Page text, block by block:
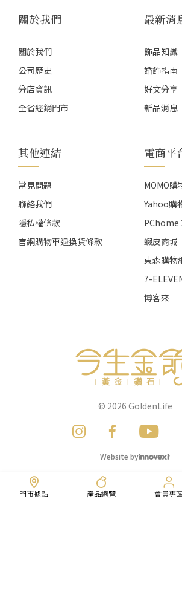
門市據點 產品總覽 會員專區
關於我們
關於我們
公司歷史
分店資訊
全省經銷門市
最新消
飾品知識
婚飾指南
好文分享
新品消息
其他連結
常見問題
聯絡我們
隱私權條款
官網購物車退換貨條款
電商平
MOMO購
Yahoo購
PChome
蝦皮商城
東森購物
7-
博客來
© 2026 GoldenLife
Website by